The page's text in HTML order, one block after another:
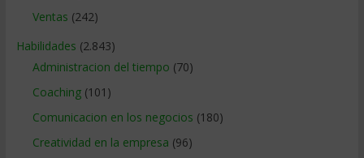
Ventas (242)
Habilidades (2.843)
Administracion del tiempo (70)
Coaching(101)
Comunicacion en los negocios (180)
Creatividad en la empresa (96)